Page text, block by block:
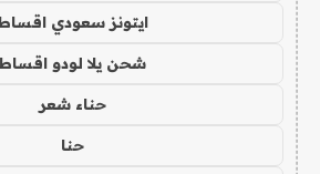
ايتونز سعودي
شحن يلا لودو
حناء شعر
حنا